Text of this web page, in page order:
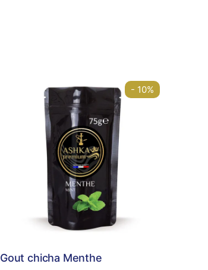
- 10%
Gout chicha Menthe